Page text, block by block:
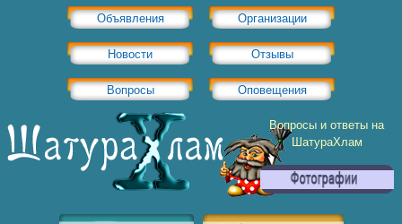
Объявления Организации
Новости Отзывы
Вопросы Оповещения
Вопросы и ответы на
ШатураХлам